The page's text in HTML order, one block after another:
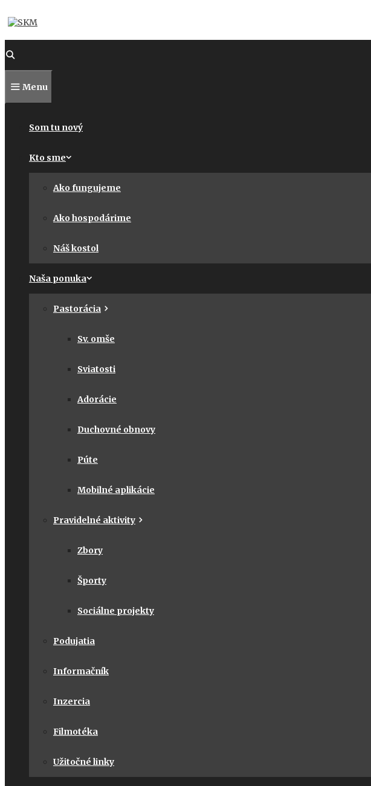
na
Menu
Som tu nový
Kto sme
Ako fungujeme
Ako hospodárime
Náš kostol
Naša ponuka
Pastorácia
Sv. omše
Sviatosti
Adorácie
Duchovné obnovy
Púte
Mobilné aplikácie
Pravidelné aktivity
Zbory
Športy
Sociálne projekty
Podujatia
Informačník
Inzercia
Filmotéka
Užitočné linky